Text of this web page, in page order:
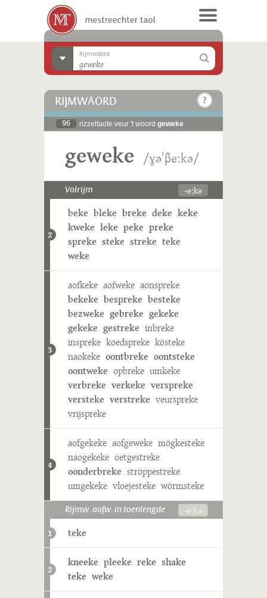
Rijmwäörd
RIJMWÄÖRD
96 rizzeltaote veur 't woord geweke
geweke /ɣəˈβeːkə/
Volrijm -eːkə
2
beke bleke breke deke keke
kweke leke peke preke
spreke steke streke teke
weke
3
aofkeke aofweke aonspreke
bekeke bespreke besteke
bezweke gebreke gekeke
gekeke gestreke inbreke
inspreke koedspreke kösteke
naokeke oontbreke oontsteke
oontweke opbreke umkeke
verbreke verkeke verspreke
versteke verstreke veurspreke
vrijspreke
4
aofgekeke aofgeweke mögkesteke
naogekeke oetgestreke
oonderbreke ströppestreke
umgekeke vloejesteke wörmsteke
Rijmw. aofw. in toenlengde -eˑkə
1 teke
2
kneeke pleeke reke shake
teke weke